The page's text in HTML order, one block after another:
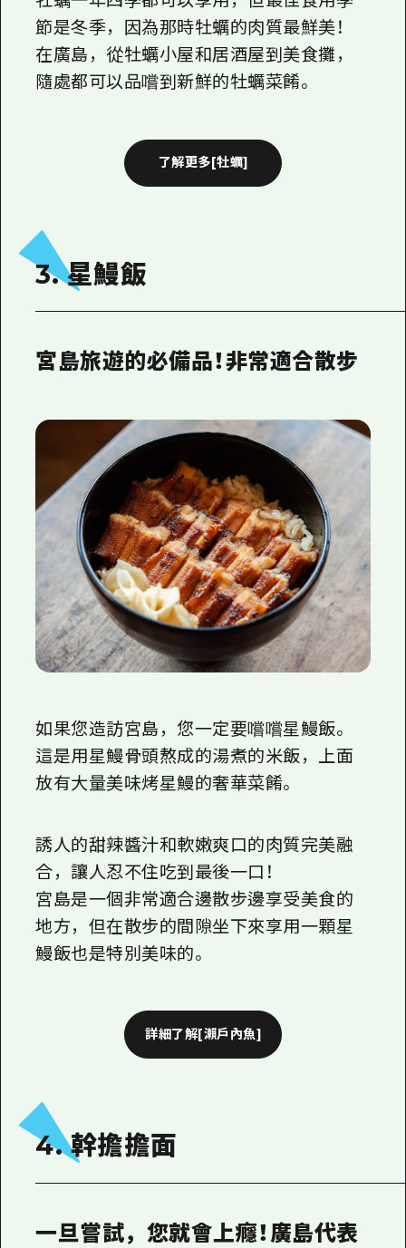
節是冬季，因為那時牡蠣的肉質最鮮美！
在廣島，從牡蠣小屋和居酒屋到美食攤，
隨處都可以品嚐到新鮮的牡蠣菜餚。
了解更多[牡蠣]
3. 星鰻飯
宮島旅遊的必備品！非常適合散步
如果您造訪宮島，您一定要嚐嚐星鰻飯。
這是用星鰻骨頭熬成的湯煮的米飯，上面
放有大量美味烤星鰻的奢華菜餚。
誘人的甜辣醬汁和軟嫩爽口的肉質完美融
合，讓人忍不住吃到最後一口！
宮島是一個非常適合邊散步邊享受美食的
地方，但在散步的間隙坐下來享用一顆星
鰻飯也是特別美味的。
詳細了解[瀨戶內魚]
4. 幹擔擔面
一旦嘗試，您就會上癮！廣島代表